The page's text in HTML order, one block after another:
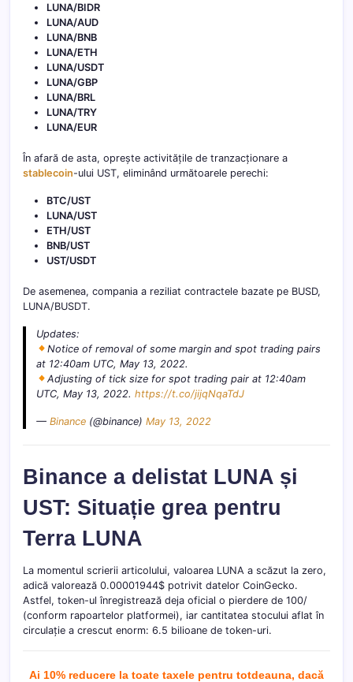
LUNA/BIDR
LUNA/AUD
LUNA/BNB
LUNA/ETH
LUNA/USDT
LUNA/GBP
LUNA/BRL
LUNA/TRY
LUNA/EUR
În afară de asta, oprește activitățile de tranzacționare a
stablecoin-ului UST, eliminând următoarele perechi:
BTC/UST
LUNA/UST
ETH/UST
BNB/UST
UST/USDT
De asemenea, compania a reziliat contractele bazate pe BUSD,
LUNA/BUSDT.
Updates:
Notice of removal of some margin and spot trading pairs
at 12:40am UTC, May 13, 2022.
Adjusting of tick size for spot trading pair at 12:40am
UTC, May 13, 2022. https://t.co/jijqNqaTdJ
— Binance(@binance) May 13, 2022
Binance a delistat LUNA și
UST: Situație grea pentru
Terra LUNA
La momentul scrierii articolului, valoarea LUNA a scăzut la zero,
adică valorează 0.00001944$ potrivit datelor CoinGecko.
Astfel, token-ul înregistrează deja oficial o pierdere de 100/
(conform rapoartelor platformei), iar cantitatea stocului aflat în
circulație a crescut enorm: 6.5 bilioane de token-uri.
Ai 10% reducere la toate taxele pentru totdeauna, dacă